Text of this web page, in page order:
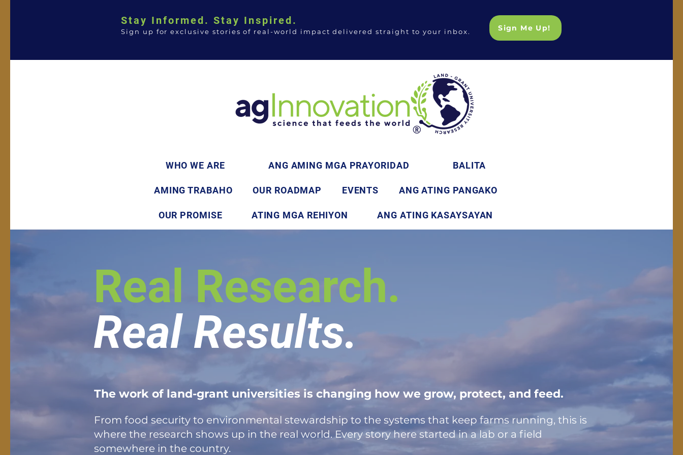
Stay Informed. Stay Inspired.
Sign Me Up!
Sign up for exclusive stories of real-world impact delivered straight to your inbox.
WHO WE ARE ANG AMING MGA PRAYORIDAD BALITA
AMING TRABAHO OUR ROADMAP EVENTS ANG ATING PANGAKO
OUR PROMISE ATING MGA REHIYON ANG ATING KASAYSAYAN
Real Research.
Real Results.
The work of land-grant universities is changing how we grow, protect, and feed.
From food security to environmental stewardship to the systems that keep farms running, this is
where the research shows up in the real world. Every story here started in a lab or a field
somewhere in the country.